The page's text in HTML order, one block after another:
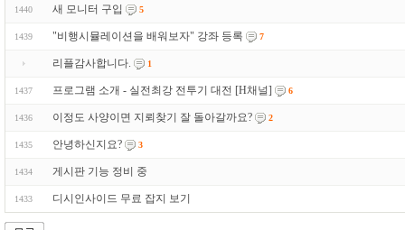
1440 새 모니터 구입 5
1439 "비행시뮬레이션을 배워보자" 강좌 등록 7
리플감사합니다. 1
1437 프로그램 소개 - 실전최강 전투기 대전 [H채널] 6
1436 이정도 사양이면 지뢰찾기 잘 돌아갈까요? 2
1435 안녕하신지요? 3
1434 게시판 기능 정비 중
1433 디시인사이드 무료 잡지 보기